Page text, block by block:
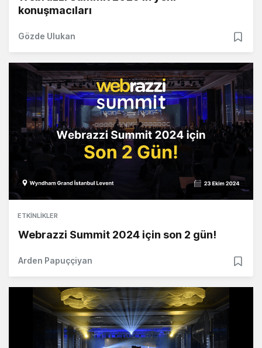
konuşmacıları
Gözde Ulukan
ETKINLIKLER
Webrazzi Summit 2024 için son 2 gün!
Arden Papuççiyan